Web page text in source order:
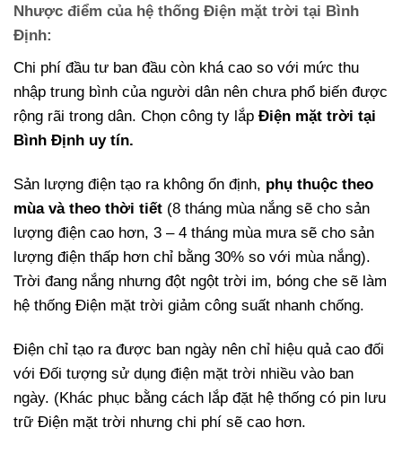
Nhược điểm của hệ thống Điện mặt trời tại Bình
Định:
Chi phí đầu tư ban đầu còn khá cao so với mức thu
nhập trung bình của người dân nên chưa phổ biến được
rộng rãi trong dân. Chọn công ty lắp Điện mặt trời tại
Bình Định uy tín.
Sản lượng điện tạo ra không ổn định, phụ thuộc theo
mùa và theo thời tiết (8 tháng mùa nắng sẽ cho sản
lượng điện cao hơn, 3 – 4 tháng mùa mưa sẽ cho sản
lượng điện thấp hơn chỉ bằng 30% so với mùa nắng).
Trời đang nắng nhưng đột ngột trời im, bóng che sẽ làm
hệ thống Điện mặt trời giảm công suất nhanh chống.
Điện chỉ tạo ra được ban ngày nên chỉ hiệu quả cao đối
với Đối tượng sử dụng điện mặt trời nhiều vào ban
ngày. (Khác phục bằng cách lắp đặt hệ thống có pin lưu
trữ Điện mặt trời nhưng chi phí sẽ cao hơn.